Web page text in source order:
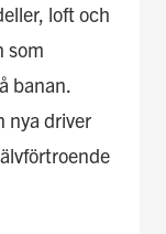
loft och
som
banan.
nya driver